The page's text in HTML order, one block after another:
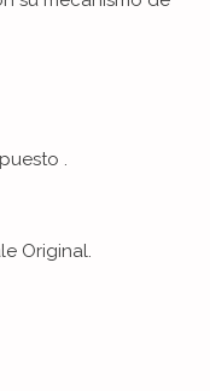
.
Original.